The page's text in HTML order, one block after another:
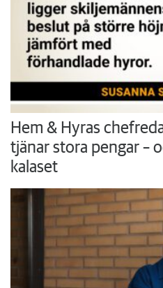
Hem & Hyras
tjänar stora pengar –
kalaset